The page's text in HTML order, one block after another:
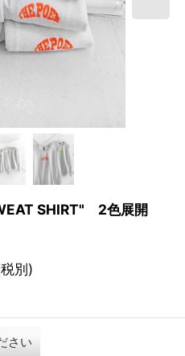
SHIRT" 2色展開
別)
さい